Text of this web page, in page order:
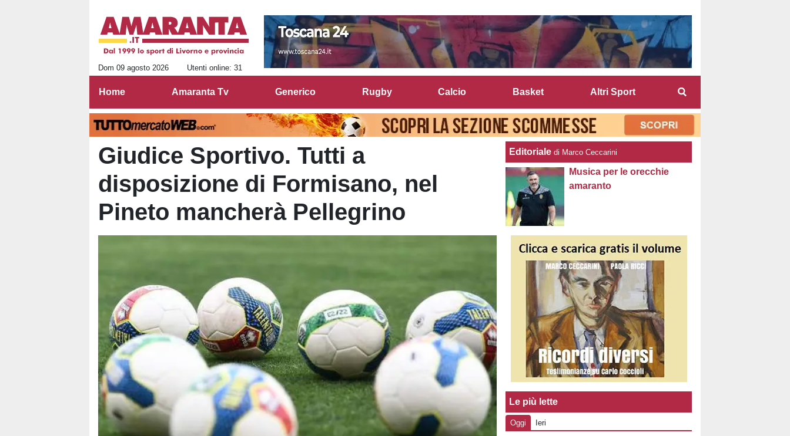
Dom 09 agosto 2026 Utenti online: 31
Home Amaranta Tv Generico Rugby Calcio Basket Altri Sport
Giudice Sportivo. Tutti a
disposizione di Formisano, nel
Pineto mancherà Pellegrino
Editoriale di Marco Ceccarini
Musica per le orecchie
amaranto
Le più lette
Oggi Ieri